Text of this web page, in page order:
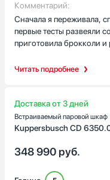
Читать подробнее
Комментарий:
Сначала я переживала,
первые тесты развеяли
приготовила брокколи
овощи сохранили цвет и
готовлю на пару для
использую режим
спокойствие ночью.
Очистка паром
грязных щёток.
Доставка от 3 дней
Встраиваемый паровой шкаф
Kuppersbusch CD
348 990 руб.